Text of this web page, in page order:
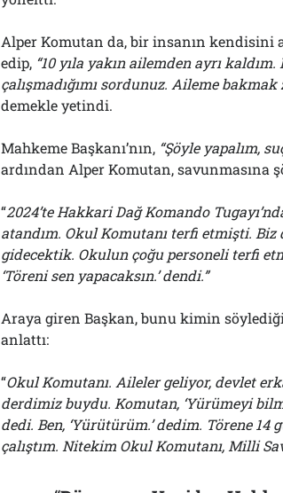
Alper Komutan da, bir insanın kendisini
edip, “10 yıla yakın ailemden ayrı
çalışmadığımı sordunuz. Aileme
demekle yetindi.
Mahkeme Başkanı’nın, “Şöyle yapalım,
ardından Alper Komutan, savunmasına
“2024’te Hakkari Dağ Komando
atandım. Okul Komutanı terfi etmişti. Biz
gidecektik. Okulun çoğu personeli terfi
‘Töreni sen yapacaksın.’ dendi.”
Araya giren Başkan, bunu kimin
anlattı:
“Okul Komutanı. Aileler geliyor, devlet
derdimiz buydu. Komutan, ‘Yürümeyi
dedi. Ben, ‘Yürütürüm.’ dedim. Törene
çalıştım. Nitekim Okul Komutanı, Milli